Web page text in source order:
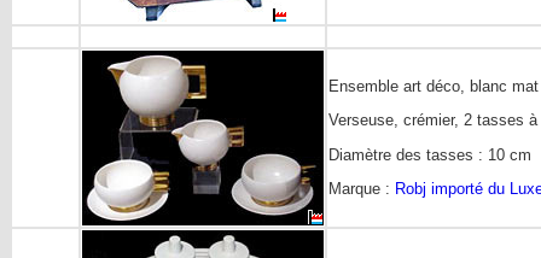
Ensemble art déco, blanc mat
Verseuse, crémier, 2 tasses
Diamètre des tasses : 10 cm
Marque : Robj importé du